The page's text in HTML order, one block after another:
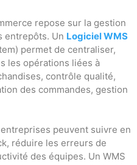
repose sur la gestion
entrepôts. Un Logiciel WMS
permet de centraliser,
les opérations liées à
contrôle qualité,
des commandes, gestion
peuvent suivre en
réduire les erreurs de
des équipes. Un WMS